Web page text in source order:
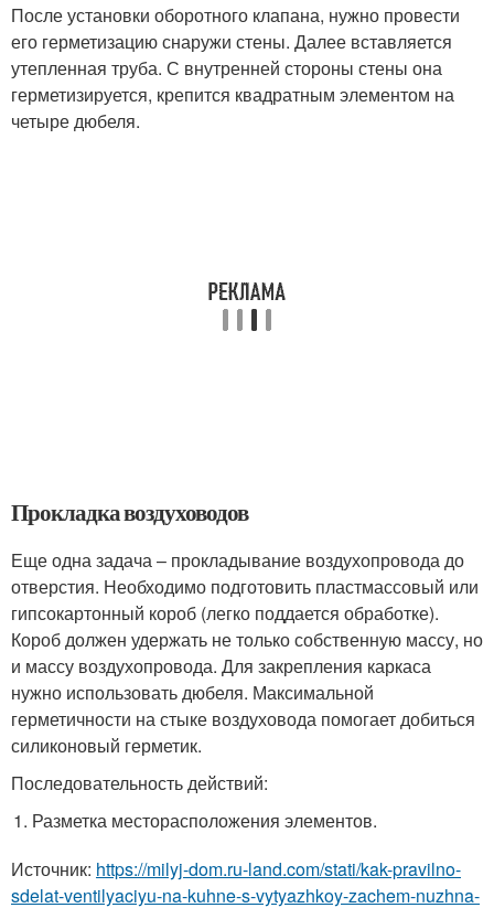
После установки оборотного клапана, нужно провести
его герметизацию снаружи стены. Далее вставляется
утепленная труба. С внутренней стороны стены она
герметизируется, крепится квадратным элементом на
четыре дюбеля.
Прокладка воздуховодов
Еще одна задача – прокладывание воздухопровода до
отверстия. Необходимо подготовить пластмассовый или
гипсокартонный короб (легко поддается обработке).
Короб должен удержать не только собственную массу, но
и массу воздухопровода. Для закрепления каркаса
нужно использовать дюбеля. Максимальной
герметичности на стыке воздуховода помогает добиться
силиконовый герметик.
Последовательность действий:
Разметка месторасположения элементов.
Источник: https://milyj-dom.ru-land.com/stati/kak-pravilno-
sdelat-ventilyaciyu-na-kuhne-s-vytyazhkoy-zachem-nuzhna-